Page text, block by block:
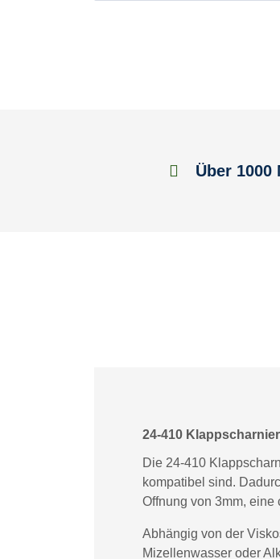
Über 1000
24-410
Die 24-410
kompatibel sind.
Offnung von 3mm, eine
Abhängig von der
Mizellenwasser oder